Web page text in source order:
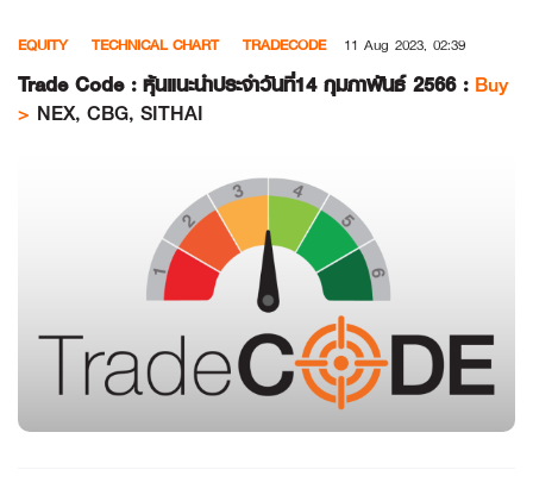
content
EQUITY TECHNICAL CHART TRADECODE 11 Aug 2023, 02:39
Trade Code : หุ้นแนะนำประจำวันที่14 กุมภาพันธ์ 2566 : Buy
> NEX, CBG, SITHAI